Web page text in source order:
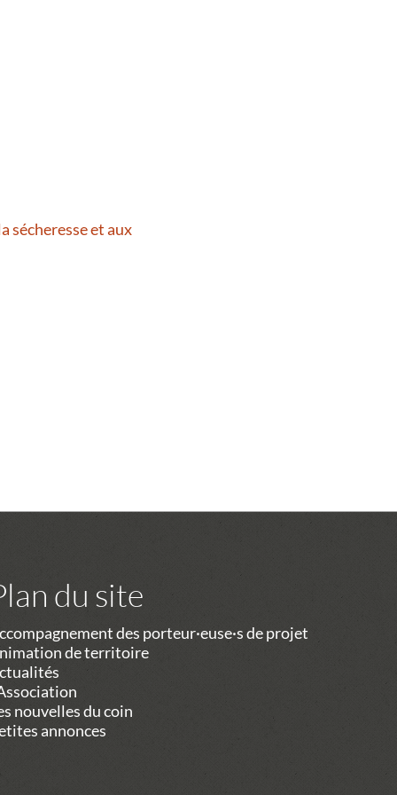
sécheresse et aux
du site
des porteur·euse·s de projet
de territoire
nouvelles du coin
annonces